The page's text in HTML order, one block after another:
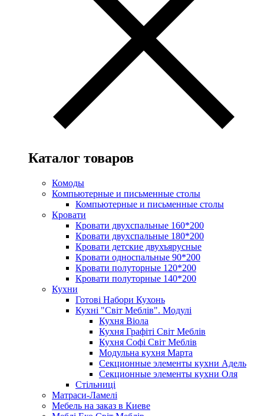
Каталог товаров
Комоды
Компьютерные и письменные столы
Компьютерные и письменные столы
Кровати
Кровати двухспальные 160*200
Кровати двухспальные 180*200
Кровати детские двухъярусные
Кровати односпальные 90*200
Кровати полуторные 120*200
Кровати полуторные 140*200
Кухни
Готові Набори Кухонь
Кухні "Світ Меблів". Модулі
Кухня Віола
Кухня Графіті Світ Меблів
Кухня Софі Світ Меблів
Модульна кухня Марта
Секционные элементы кухни Адель
Секционные элементы кухни Оля
Стільниці
Матраси-Ламелі
Мебель на заказ в Киеве